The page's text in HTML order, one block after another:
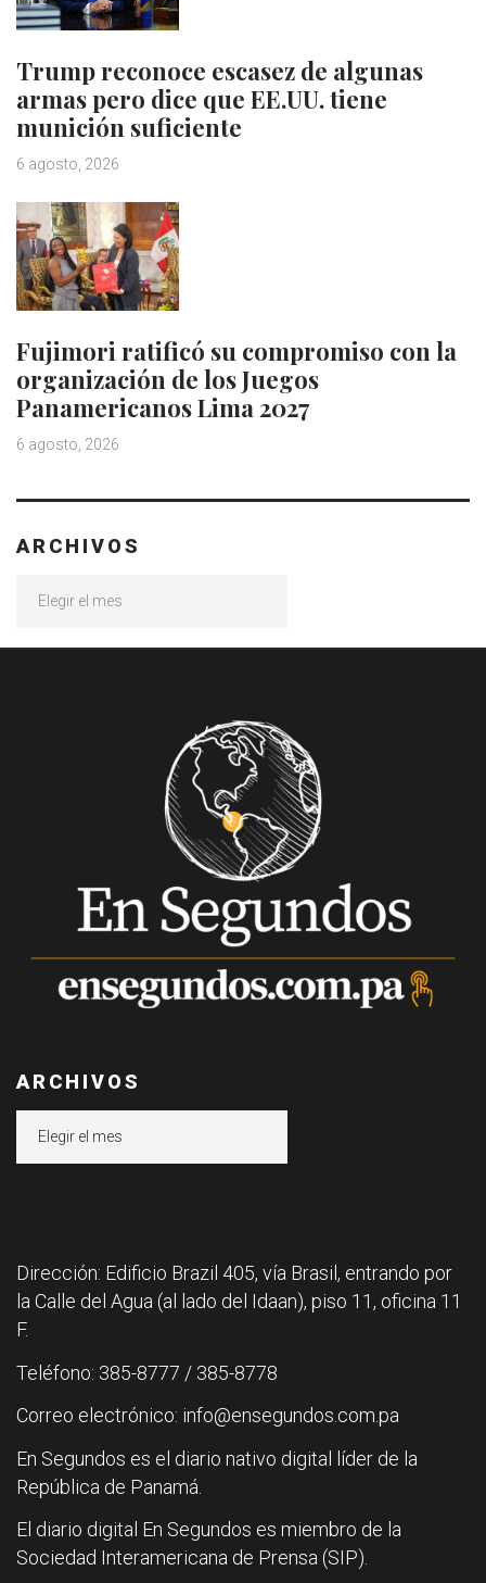
Trump reconoce escasez de algunas
armas pero dice que EE.UU. tiene
munición suficiente
6 agosto, 2026
Fujimori ratificó su compromiso con la
organización de los Juegos
Panamericanos Lima 2027
6 agosto, 2026
ARCHIVOS
ARCHIVOS
Dirección: Edificio Brazil 405, vía Brasil, entrando por
la Calle del Agua (al lado del Idaan), piso 11, oficina 11
F.
Teléfono: 385-8777 / 385-8778
Correo electrónico: info@ensegundos.com.pa
En Segundos es el diario nativo digital líder de la
República de Panamá.
El diario digital En Segundos es miembro de la
Sociedad Interamericana de Prensa (SIP).